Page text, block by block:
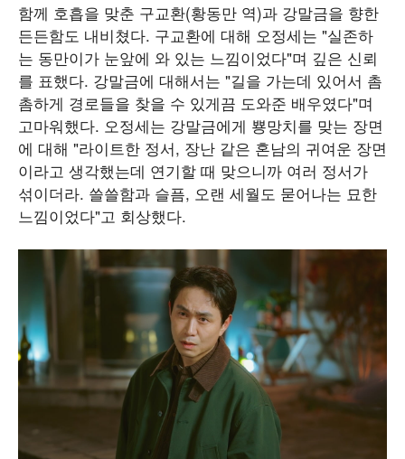
함께 호흡을 맞춘 구교환(황동만 역)과 강말금을 향한
든든함도 내비쳤다. 구교환에 대해 오정세는 "실존하
는 동만이가 눈앞에 와 있는 느낌이었다"며 깊은 신뢰
를 표했다. 강말금에 대해서는 "길을 가는데 있어서 촘
촘하게 경로들을 찾을 수 있게끔 도와준 배우였다"며
고마워했다. 오정세는 강말금에게 뿅망치를 맞는 장면
에 대해 "라이트한 정서, 장난 같은 혼남의 귀여운 장면
이라고 생각했는데 연기할 때 맞으니까 여러 정서가
섞이더라. 쓸쓸함과 슬픔, 오랜 세월도 묻어나는 묘한
느낌이었다"고 회상했다.